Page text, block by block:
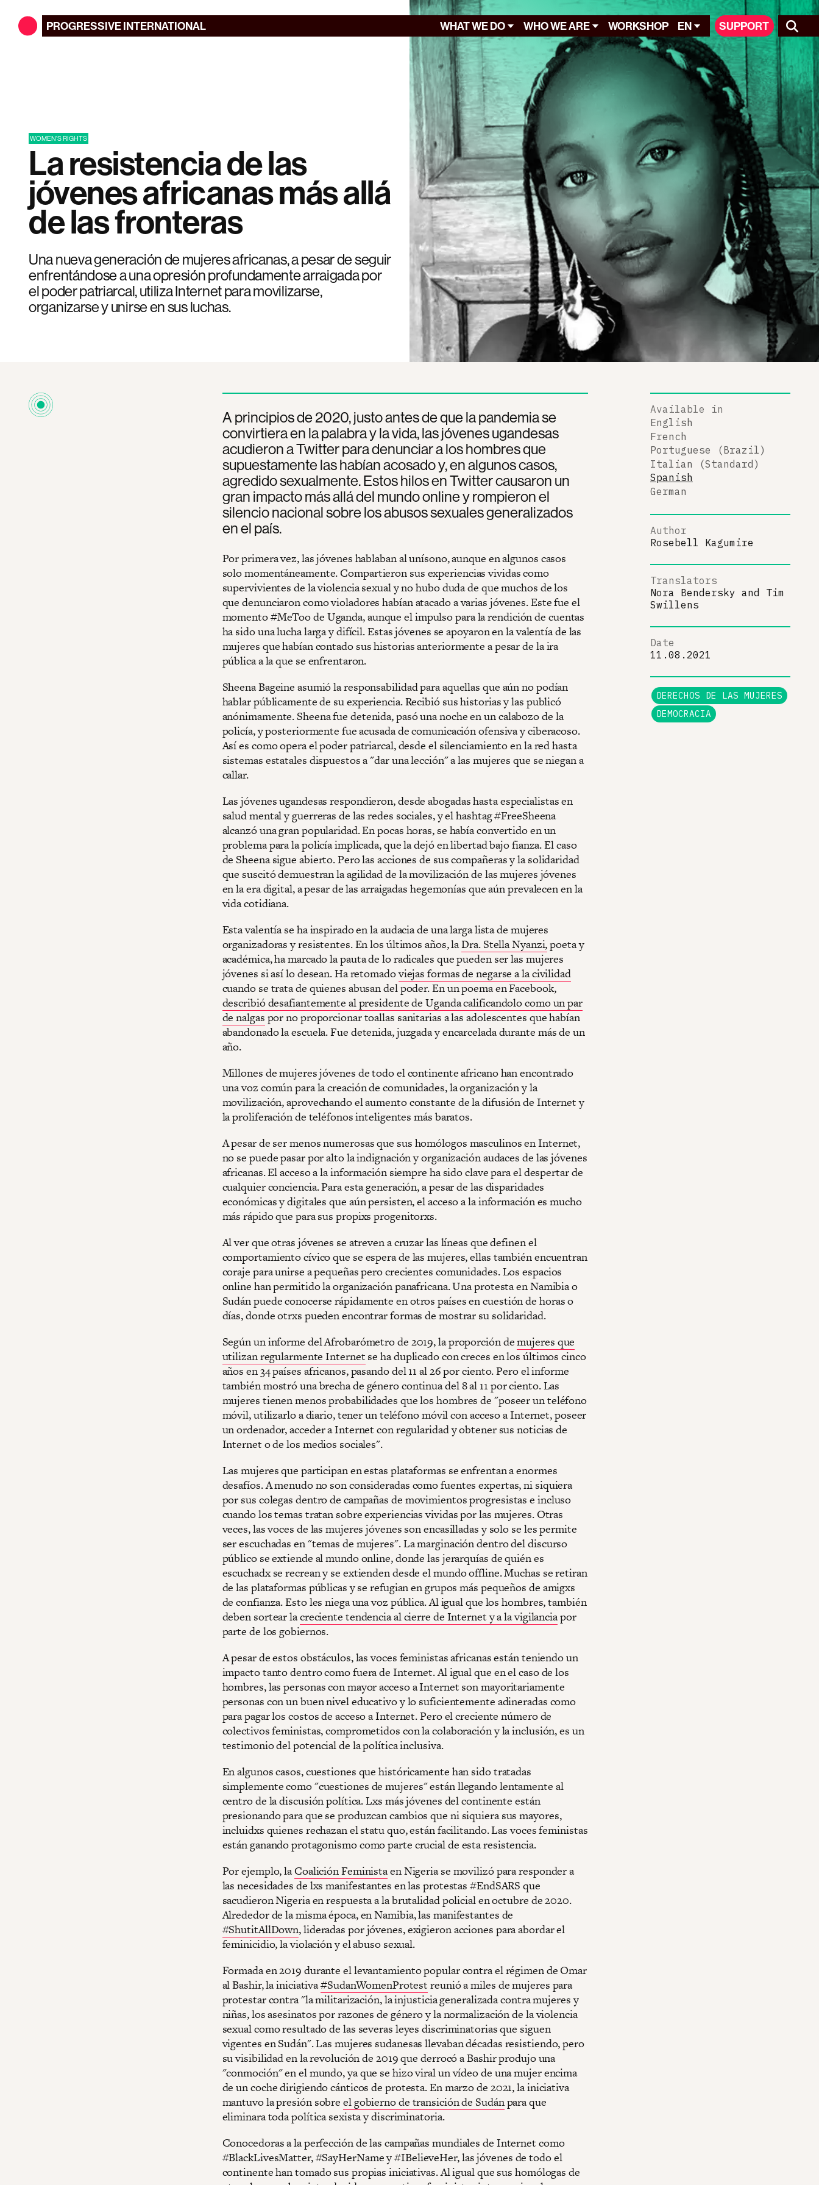
PROGRESSIVEINTERNATIONAL WHAT WE DO WHO WE ARE WORKSHOP EN SUPPORT
WOMEN'S RIGHTS
La resistencia de las
jóvenes africanas más allá
de las fronteras
Una nueva generación de mujeres africanas, a pesar de seguir
enfrentándose a una opresión profundamente arraigada por
el poder patriarcal, utiliza Internet para movilizarse,
organizarse y unirse en sus luchas.
A principios de 2020, justo antes de que la pandemia se
convirtiera en la palabra y la vida, las jóvenes ugandesas
acudieron a Twitter para denunciar a los hombres que
supuestamente las habían acosado y, en algunos casos,
agredido sexualmente. Estos hilos en Twitter causaron un
gran impacto más allá del mundo online y rompieron el
silencio nacional sobre los abusos sexuales generalizados
en el país.
Por primera vez, las jóvenes hablaban al unísono, aunque en algunos casos
solo momentáneamente. Compartieron sus experiencias vividas como
supervivientes de la violencia sexual y no hubo duda de que muchos de los
que denunciaron como violadores habían atacado a varias jóvenes. Este fue el
momento #MeToo de Uganda, aunque el impulso para la rendición de cuentas
ha sido una lucha larga y difícil. Estas jóvenes se apoyaron en la valentía de las
mujeres que habían contado sus historias anteriormente a pesar de la ira
pública a la que se enfrentaron.
Sheena Bageine asumió la responsabilidad para aquellas que aún no podían
hablar públicamente de su experiencia. Recibió sus historias y las publicó
anónimamente. Sheena fue detenida, pasó una noche en un calabozo de la
policía, y posteriormente fue acusada de comunicación ofensiva y ciberacoso.
Así es como opera el poder patriarcal, desde el silenciamiento en la red hasta
sistemas estatales dispuestos a "dar una lección" a las mujeres que se niegan a
callar.
Las jóvenes ugandesas respondieron, desde abogadas hasta especialistas en
salud mental y guerreras de las redes sociales, y el hashtag #FreeSheena
alcanzó una gran popularidad. En pocas horas, se había convertido en un
problema para la policía implicada, que la dejó en libertad bajo fianza. El caso
de Sheena sigue abierto. Pero las acciones de sus compañeras y la solidaridad
que suscitó demuestran la agilidad de la movilización de las mujeres jóvenes
en la era digital, a pesar de las arraigadas hegemonías que aún prevalecen en la
vida cotidiana.
Esta valentía se ha inspirado en la audacia de una larga lista de mujeres
organizadoras y resistentes. En los últimos años, laDra. Stella Nyanzi,poeta y
académica, ha marcado la pauta de lo radicales que pueden ser las mujeres
jóvenes si así lo desean. Ha retomadoviejas formas de negarse a la civilidad
cuando se trata de quienes abusan del poder. En un poema en Facebook,
describió desafiantemente al presidente de Uganda calificandolo como un par
de nalgas por no proporcionar toallas sanitarias a las adolescentes que habían
abandonado la escuela. Fue detenida, juzgada y encarcelada durante más de un
año.
Millones de mujeres jóvenes de todo el continente africano han encontrado
una voz común para la creación de comunidades, la organización y la
movilización, aprovechando el aumento constante de la difusión de Internet y
la proliferación de teléfonos inteligentes más baratos.
A pesar de ser menos numerosas que sus homólogos masculinos en Internet,
no se puede pasar por alto la indignación y organización audaces de las jóvenes
africanas. El acceso a la información siempre ha sido clave para el despertar de
cualquier conciencia. Para esta generación, a pesar de las disparidades
económicas y digitales que aún persisten, el acceso a la información es mucho
más rápido que para sus propixs progenitorxs.
Al ver que otras jóvenes se atreven a cruzar las líneas que definen el
comportamiento cívico que se espera de las mujeres, ellas también encuentran
coraje para unirse a pequeñas pero crecientes comunidades. Los espacios
online han permitido la organización panafricana. Una protesta en Namibia o
Sudán puede conocerse rápidamente en otros países en cuestión de horas o
días, donde otrxs pueden encontrar formas de mostrar su solidaridad.
Según un informe del Afrobarómetro de 2019, la proporción demujeres que
utilizan regularmente Internet se ha duplicado con creces en los últimos cinco
años en 34 países africanos, pasando del 11 al 26 por ciento. Pero el informe
también mostró una brecha de género continua del 8 al 11 por ciento. Las
mujeres tienen menos probabilidades que los hombres de "poseer un teléfono
móvil, utilizarlo a diario, tener un teléfono móvil con acceso a Internet, poseer
un ordenador, acceder a Internet con regularidad y obtener sus noticias de
Internet o de los medios sociales".
Las mujeres que participan en estas plataformas se enfrentan a enormes
desafíos. A menudo no son consideradas como fuentes expertas, ni siquiera
por sus colegas dentro de campañas de movimientos progresistas e incluso
cuando los temas tratan sobre experiencias vividas por las mujeres. Otras
veces, las voces de las mujeres jóvenes son encasilladas y solo se les permite
ser escuchadas en "temas de mujeres". La marginación dentro del discurso
público se extiende al mundo online, donde las jerarquías de quién es
escuchadx se recrean y se extienden desde el mundo offline. Muchas se retiran
de las plataformas públicas y se refugian en grupos más pequeños de amigxs
de confianza. Esto les niega una voz pública. Al igual que los hombres, también
deben sortear lacreciente tendencia al cierre de Internet y a la vigilanciapor
parte de los gobiernos.
A pesar de estos obstáculos, las voces feministas africanas están teniendo un
impacto tanto dentro como fuera de Internet. Al igual que en el caso de los
hombres, las personas con mayor acceso a Internet son mayoritariamente
personas con un buen nivel educativo y lo suficientemente adineradas como
para pagar los costos de acceso a Internet. Pero el creciente número de
colectivos feministas, comprometidos con la colaboración y la inclusión, es un
testimonio del potencial de la política inclusiva.
En algunos casos, cuestiones que históricamente han sido tratadas
simplemente como "cuestiones de mujeres" están llegando lentamente al
centro de la discusión política. Lxs más jóvenes del continente están
presionando para que se produzcan cambios que ni siquiera sus mayores,
incluidxs quienes rechazan el statu quo, están facilitando. Las voces feministas
están ganando protagonismo como parte crucial de esta resistencia.
Por ejemplo, laCoalición Feministaen Nigeria se movilizó para responder a
las necesidades de lxs manifestantes en las protestas #EndSARS que
sacudieron Nigeria en respuesta a la brutalidad policial en octubre de 2020.
Alrededor de la misma época, en Namibia, las manifestantes de
#ShutitAllDown, lideradas por jóvenes, exigieron acciones para abordar el
feminicidio, la violación y el abuso sexual.
Formada en 2019 durante el levantamiento popular contra el régimen de Omar
al Bashir, la iniciativa#SudanWomenProtest reunió a miles de mujeres para
protestar contra "la militarización, la injusticia generalizada contra mujeres y
niñas, los asesinatos por razones de género y la normalización de la violencia
sexual como resultado de las severas leyes discriminatorias que siguen
vigentes en Sudán". Las mujeres sudanesas llevaban décadas resistiendo, pero
su visibilidad en la revolución de 2019 que derrocó a Bashir produjo una
"conmoción" en el mundo, ya que se hizo viral un vídeo de una mujer encima
de un coche dirigiendo cánticos de protesta. En marzo de 2021, la iniciativa
mantuvo la presión sobre el gobierno de transición de Sudánpara que
eliminara toda política sexista y discriminatoria.
Conocedoras a la perfección de las campañas mundiales de Internet como
#BlackLivesMatter, #SayHerName y #IBelieveHer, las jóvenes de todo el
continente han tomado sus propias iniciativas. Al igual que sus homólogas de
Available in
English
French
Portuguese (Brazil)
Italian (Standard)
Spanish
German
Author
Rosebell Kagumire
Translators
Nora Bendersky and Tim
Swillens
Date
11.08.2021
DERECHOS DE LAS MUJERES
DEMOCRACIA